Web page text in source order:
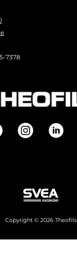
7378
Copyright © 2026 Theofils